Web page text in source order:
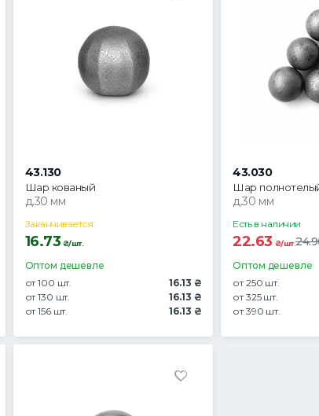
43.130
Шар кованый
д.30 мм
Заканчивается
16.73 ₴/шт.
Оптом дешевле
от 100 шт.
16.13 ₴
от 130 шт.
16.13 ₴
от 156 шт.
16.13 ₴
43.030
Шар
д.30 мм
Есть в наличии
22.63 ₴/шт.
Оптом дешевле
от 250 шт.
от 325 шт.
от 390 шт.